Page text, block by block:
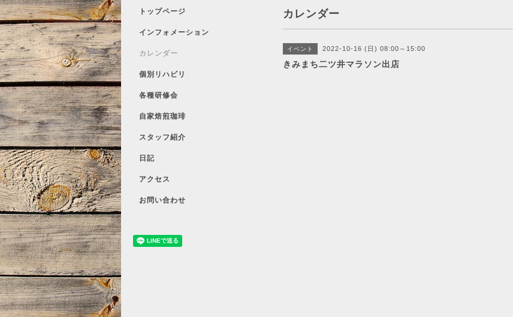
カレンダー
イベント 2022-10-16 (日) 08:00～15:00
きみまち二ツ井マラソン出店
トップページ
インフォメーション
カレンダー
個別リハビリ
各種研修会
自家焙煎珈琲
スタッフ紹介
日記
アクセス
お問い合わせ